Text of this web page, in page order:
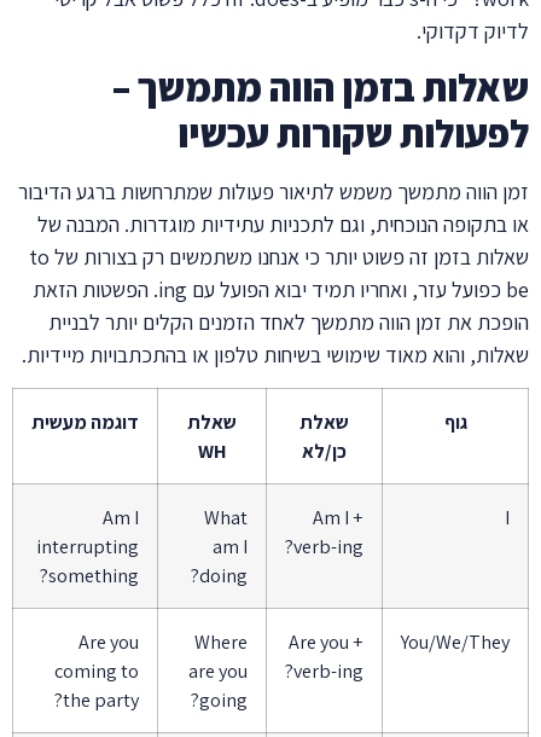
לדיוק דקדוקי.
שאלות בזמן הווה מתמשך –
לפעולות שקורות עכשיו
זמן הווה מתמשך משמש לתיאור פעולות שמתרחשות ברגע הדיבור
או בתקופה הנוכחית, וגם לתכניות עתידיות מוגדרות. המבנה של
שאלות בזמן זה פשוט יותר כי אנחנו משתמשים רק בצורות של to
be כפועל עזר, ואחריו תמיד יבוא הפועל עם ing. הפשטות הזאת
הופכת את זמן הווה מתמשך לאחד הזמנים הקלים יותר לבניית
שאלות, והוא מאוד שימושי בשיחות טלפון או בהתכתבויות מיידיות.
גוף
שאלת
כן/לא
שאלת
WH
דוגמה מעשית
I
Am I +
verb-ing?
What
am I
doing?
Am I
interrupting
something?
You/We/They
Are you +
verb-ing?
Where
are you
going?
Are you
coming to
the party?